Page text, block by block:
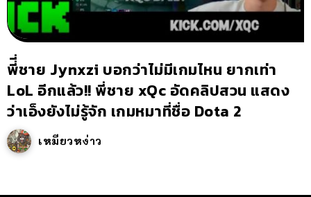
พี่ี่ชาย Jynxzi บอกว่าไม่มีเกมไหน ยากเท่า
LoL อีกแล้ว!! พี่ชาย xQc อัดคลิปสวน แสดง
ว่าเอ็งยังไม่รู้จัก เกมหมาที่ชื่อ Dota 2
เหมียวหง่าว